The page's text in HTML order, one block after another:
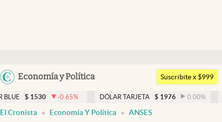
Argentina
Economía y Política
Members
Economía y Política
Finanzas y Mercados
Suscribite x $999
-0.65% DÓLAR TARJETA $ 1976 0.00% DÓLAR MEP
El Cronista Economía Y Política ANSES